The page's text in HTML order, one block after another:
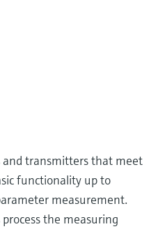
and transmitters that meet
functionality up to
measurement.
the measuring